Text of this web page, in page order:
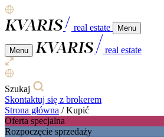
real estate Menu
Menu real estate
Szukaj
Skontaktuj się z brokerem
Strona główna / Kupić
Oferta specjalna
Rozpoczęcie sprzedaży